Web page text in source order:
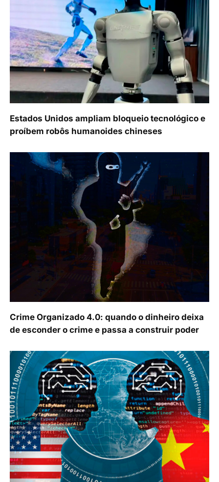
Estados Unidos ampliam bloqueio tecnológico e
proíbem robôs humanoides chineses
Crime Organizado 4.0: quando o dinheiro deixa
de esconder o crime e passa a construir poder